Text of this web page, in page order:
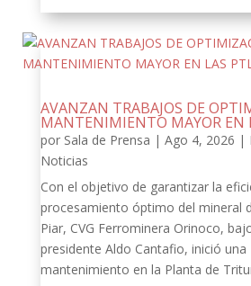
AVANZAN TRABAJOS DE
MANTENIMIENTO MAYOR EN
por Sala de Prensa | Ago 4, 2026 |
Noticias
Con el objetivo de garantizar la
procesamiento óptimo del mineral
Piar, CVG Ferrominera Orinoco,
presidente Aldo Cantafio, inició
mantenimiento en la Planta de